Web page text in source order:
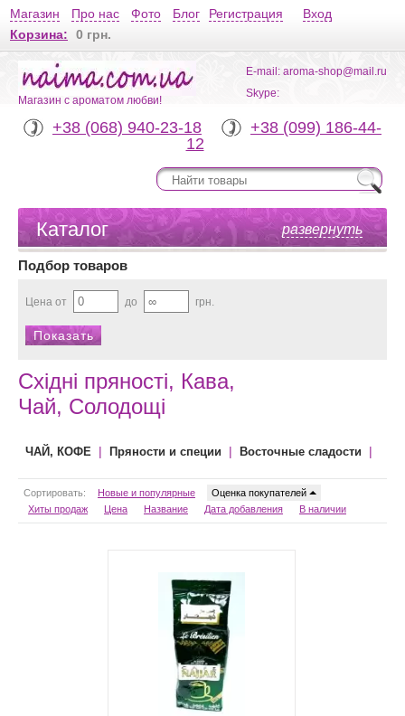
Магазин Про нас Фото Блог Регистрация
Вход
Корзина:
0 грн.
Магазин с ароматом любви!
+38 (068) 940-23-18
+38 (099) 186-44-
12
E-mail: aroma-shop@mail.ru
Skype:
развернуть
Каталог
Подбор товаров
Цена от до грн.
Східні пряності, Кава,
Чай, Солодощі
ЧАЙ, КОФЕ | Пряности и специи | Восточные сладости |
Сортировать: Новые и популярные
Оценка покупателей
Хиты продаж
Цена Название Дата добавления В наличии